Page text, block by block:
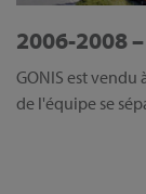
2006-2008 –
GONIS est vendu
de l'équipe se